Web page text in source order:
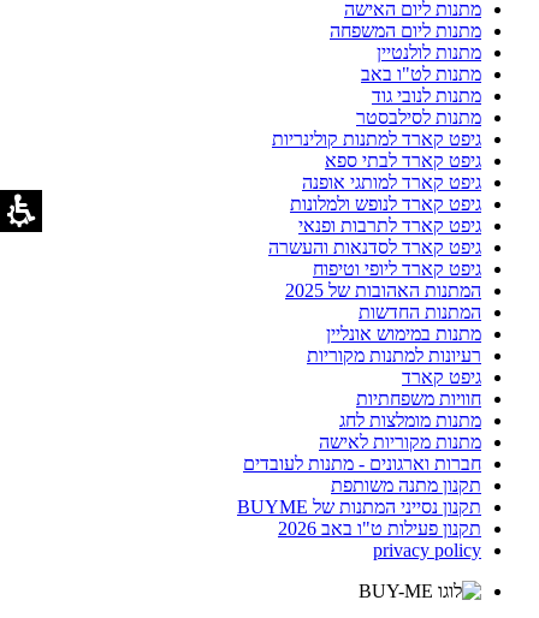
מתנות ליום האישה
מתנות ליום המשפחה
מתנות לולנטיין
מתנות לט"ו באב
מתנות לנובי גוד
מתנות לסילבסטר
גיפט קארד למתנות קולינריות
גיפט קארד לבתי ספא
גיפט קארד למותגי אופנה
גיפט קארד לנופש ולמלונות
גיפט קארד לתרבות ופנאי
גיפט קארד לסדנאות והעשרה
גיפט קארד ליופי וטיפוח
המתנות האהובות של 2025
המתנות החדשות
מתנות במימוש אונליין
רעיונות למתנות מקוריות
גיפט קארד
חוויות משפחתיות
מתנות מומלצות לחג
מתנות מקוריות לאישה
חברות וארגונים - מתנות לעובדים
תקנון מתנה משותפת
תקנון נסייני המתנות של BUYME
תקנון פעילות ט"ו באב 2026
privacy policy